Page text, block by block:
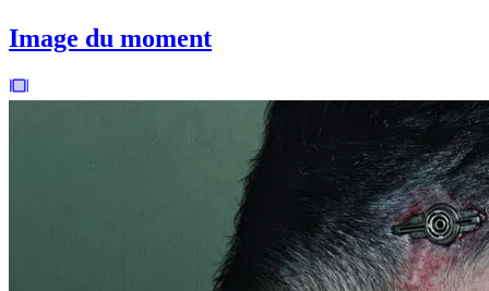
Image du moment